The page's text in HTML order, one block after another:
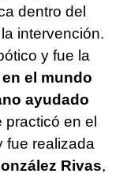
dentro del
intervención.
y fue la
el mundo
ayudado
practicó en el
fue realizada
Rivas,